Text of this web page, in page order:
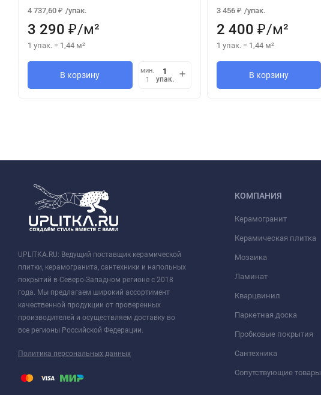
4 737,60 ₽ /упак.
3 290 ₽/м²
1 упак. = 1,44 м²
В корзину
мин.
1
упак.
3 456 ₽ /упак.
2 400 ₽/м²
1 упак. = 1,44 м²
В корзину
UPLITKA.RU: Ведущий поставщик керамической
плитки, керамогранита, сантехники и напольных
покрытий в Северо-Западном регионе с 2018
года. Мы предлагаем широкий ассортимент
качественной продукции от проверенных
производителей и осуществляем доставку во
все регионы Российской Федерации.
Политика персональных данных
КОМПАНИЯ
Керамогранит
Керамическая плитка
Мозаика
Ламинат
Кварцвинил
Паркетная доска
Пробковые покрытия
Сантехника
Сопутствующие товары